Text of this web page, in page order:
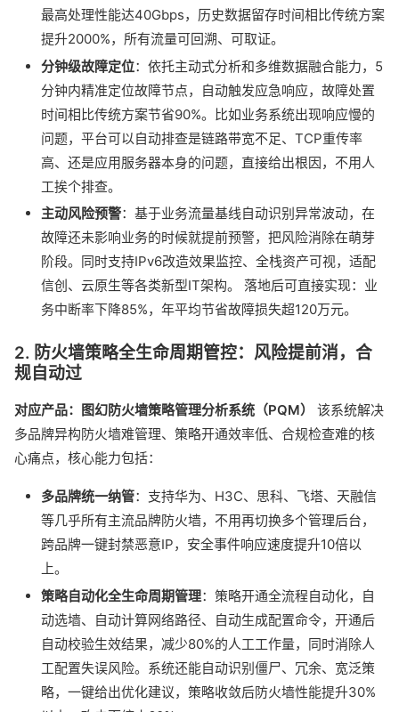
最高处理性能达40Gbps，历史数据留存时间相比传统方案
提升2000%，所有流量可回溯、可取证。
分钟级故障定位：依托主动式分析和多维数据融合能力，5
分钟内精准定位故障节点，自动触发应急响应，故障处置
时间相比传统方案节省90%。比如业务系统出现响应慢的
问题，平台可以自动排查是链路带宽不足、TCP重传率
高、还是应用服务器本身的问题，直接给出根因，不用人
工挨个排查。
主动风险预警：基于业务流量基线自动识别异常波动，在
故障还未影响业务的时候就提前预警，把风险消除在萌芽
阶段。同时支持IPv6改造效果监控、全栈资产可视，适配
信创、云原生等各类新型IT架构。 落地后可直接实现：业
务中断率下降85%，年平均节省故障损失超120万元。
2. 防火墙策略全生命周期管控：风险提前消，合
规自动过
对应产品：图幻防火墙策略管理分析系统（PQM）
该系统解决
多品牌异构防火墙难管理、策略开通效率低、合规检查难的核
心痛点，核心能力包括：
多品牌统一纳管：支持华为、H3C、思科、飞塔、天融信
等几乎所有主流品牌防火墙，不用再切换多个管理后台，
跨品牌一键封禁恶意IP，安全事件响应速度提升10倍以
上。
策略自动化全生命周期管理：策略开通全流程自动化，自
动选墙、自动计算网络路径、自动生成配置命令，开通后
自动校验生效结果，减少80%的人工工作量，同时消除人
工配置失误风险。系统还能自动识别僵尸、冗余、宽泛策
略，一键给出优化建议，策略收敛后防火墙性能提升30%